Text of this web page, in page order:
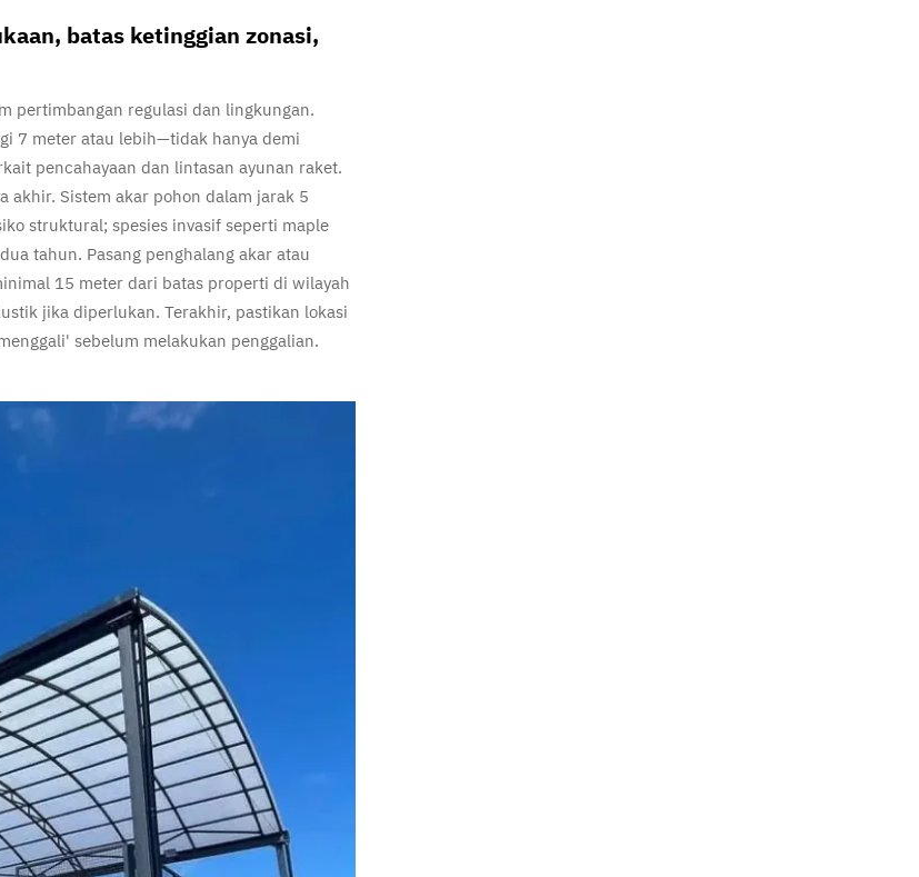
batas ketinggian zonasi,
pertimbangan regulasi dan lingkungan.
7 meter atau lebih—tidak hanya demi
pencahayaan dan lintasan ayunan raket.
akhir. Sistem akar pohon dalam jarak 5
struktural; spesies invasif seperti maple
tahun. Pasang penghalang akar atau
15 meter dari batas properti di wilayah
jika diperlukan. Terakhir, pastikan lokasi
sebelum melakukan penggalian.